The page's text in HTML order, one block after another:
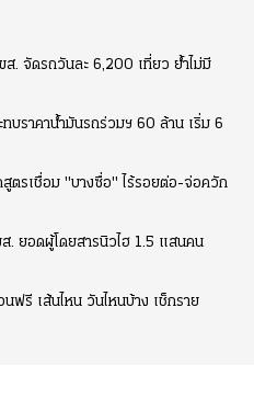
. จัดรถวันละ 6,200 เที่ยว ย้ำไม่มี
บราคาน้ำมันรถร่วมฯ 60 ล้าน เริ่ม 6
ตรเชื่อม "บางซื่อ" ไร้รอยต่อ-จ่อควัก
. ยอดผู้โดยสารนิวไฮ 1.5 แสนคน
ฟรี เส้นไหน วันไหนบ้าง เช็กราย